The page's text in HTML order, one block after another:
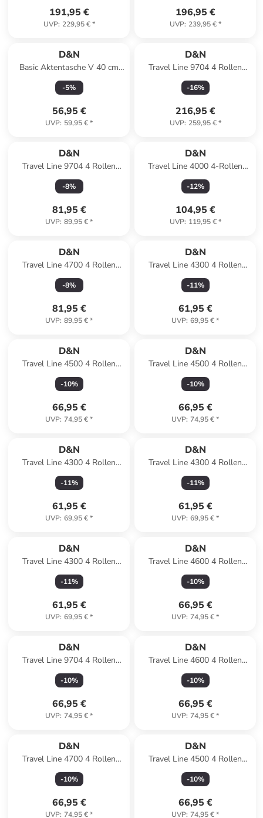
191,95 €
UVP: 229,95 €*
196,95 €
UVP: 239,95 €*
D&N
Basic Aktentasche V 40 cm
Laptopfach in schwarz
-5%
56,95 €
UVP: 59,95 €*
D&N
Travel Line 9704 4 Rollen
Kofferset 3-teilig mit
Dehnfalte in dark red
-16%
216,95 €
UVP: 259,95 €*
D&N
Travel Line 9704 4 Rollen
Trolley M 68 cm mit Dehnfalte
in dark red
-8%
81,95 €
UVP: 89,95 €*
D&N
Travel Line 4000 4-Rollen
Trolley 76 cm in navy
-12%
104,95 €
UVP: 119,95 €*
D&N
Travel Line 4700 4 Rollen
Trolley 68 cm mit Dehnfalte in
olive green
-8%
81,95 €
UVP: 89,95 €*
D&N
Travel Line 4300 4 Rollen
Kabinentrolley S 55 cm in
schwarz
-11%
61,95 €
UVP: 69,95 €*
D&N
Travel Line 4500 4 Rollen
Kabinentrolley S 55 cm mit
Dehnfalte in petrol
-10%
66,95 €
UVP: 74,95 €*
D&N
Travel Line 4500 4 Rollen
Kabinentrolley S 55 cm mit
Dehnfalte in grey
-10%
66,95 €
UVP: 74,95 €*
D&N
Travel Line 4300 4 Rollen
Kabinentrolley S 55 cm in
weiß
-11%
61,95 €
UVP: 69,95 €*
D&N
Travel Line 4300 4 Rollen
Kabinentrolley S 55 cm in
dunkelblau
-11%
61,95 €
UVP: 69,95 €*
D&N
Travel Line 4300 4 Rollen
Kabinentrolley S 55 cm in
dark green
-11%
61,95 €
UVP: 69,95 €*
D&N
Travel Line 4600 4 Rollen
Kabinentrolley S 55 cm in
grey
-10%
66,95 €
UVP: 74,95 €*
D&N
Travel Line 9704 4 Rollen
Kabinentrolley S 55 cm mit
Dehnfalte in black
-10%
66,95 €
UVP: 74,95 €*
D&N
Travel Line 4600 4 Rollen
Kabinentrolley S 55 cm in
petrol
-10%
66,95 €
UVP: 74,95 €*
D&N
Travel Line 4700 4 Rollen
Kabinentrolley 55 cm mit
Dehnfalte in olive green
-10%
66,95 €
UVP: 74,95 €*
D&N
Travel Line 4500 4 Rollen
Kabinentrolley S 55 cm mit
Dehnfalte in black
-10%
66,95 €
UVP: 74,95 €*